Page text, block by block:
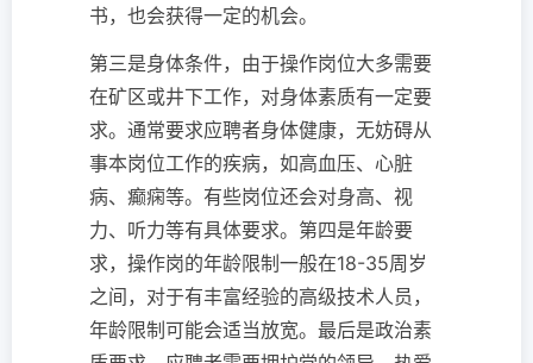
书，也会获得一定的机会。
第三是身体条件，由于操作岗位大多需要
在矿区或井下工作，对身体素质有一定要
求。通常要求应聘者身体健康，无妨碍从
事本岗位工作的疾病，如高血压、心脏
病、癫痫等。有些岗位还会对身高、视
力、听力等有具体要求。第四是年龄要
求，操作岗的年龄限制一般在18-35周岁
之间，对于有丰富经验的高级技术人员，
年龄限制可能会适当放宽。最后是政治素